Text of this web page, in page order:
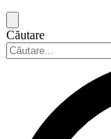
Căutare